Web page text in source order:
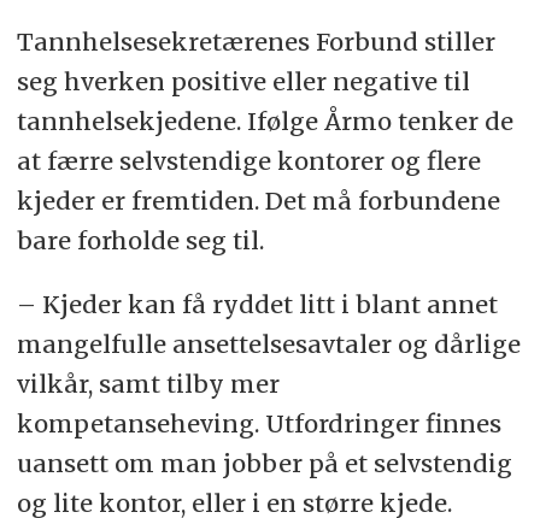
Tannhelsesekretærenes Forbund stiller
seg hverken positive eller negative til
tannhelsekjedene. Ifølge Årmo tenker de
at færre selvstendige kontorer og flere
kjeder er fremtiden. Det må forbundene
bare forholde seg til.
– Kjeder kan få ryddet litt i blant annet
mangelfulle ansettelsesavtaler og dårlige
vilkår, samt tilby mer
kompetanseheving. Utfordringer finnes
uansett om man jobber på et selvstendig
og lite kontor, eller i en større kjede.